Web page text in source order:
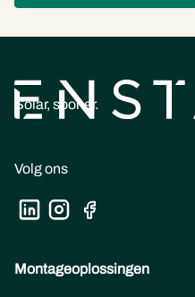
Solar, sooner.
Volg ons
Montageoplossingen